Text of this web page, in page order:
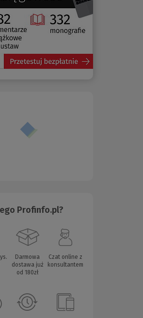
Profinfo.pl?
Darmowa
dostawa już
od 180zł
Czat online z
konsultantem